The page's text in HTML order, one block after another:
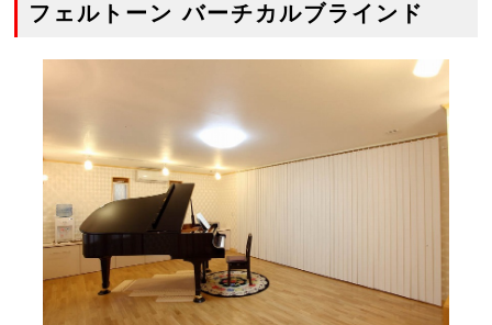
フェルトーン バーチカルブラインド